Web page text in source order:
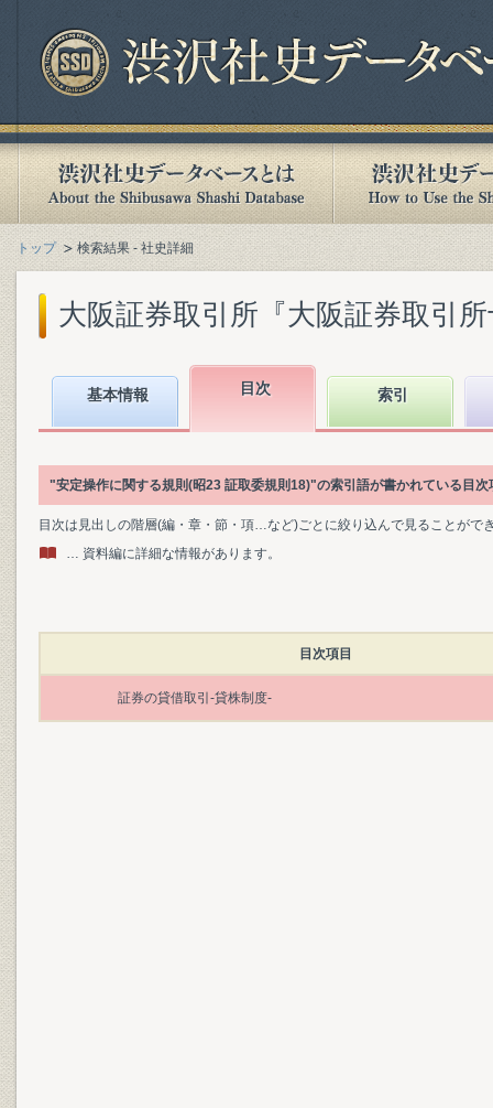
トップ 検索結果 - 社史詳細
大阪証券取引所『大阪証券取引
基本情報 目次 索引
"安定操作に関する規則(昭23 証取委規則18)"の索引語が書かれている目
目次は見出しの階層(編・章・節・項…など)ごとに絞り込んで見ることがで
… 資料編に詳細な情報があります。
目次項目
証券の貸借取引-貸株制度-